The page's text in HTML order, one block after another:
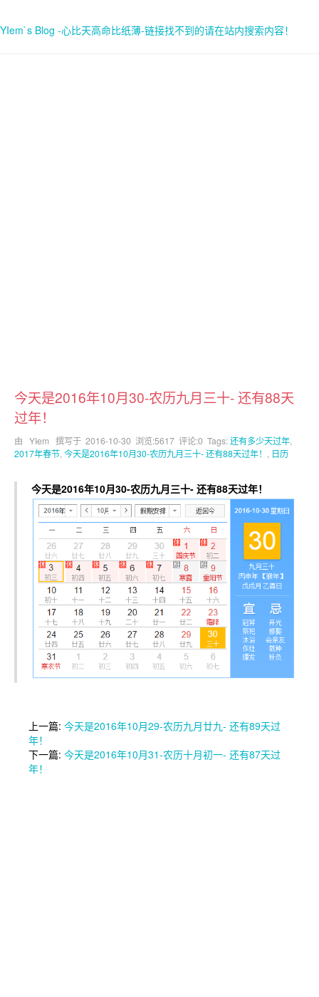
YIem`s Blog -心比天高命比纸薄-链接找不到的请在站内搜索内容！
今天是2016年10月30-农历九月三十- 还有88天
过年！
由 YIem 撰写于 2016-10-30 浏览:5617 评论:0 Tags:还有多少天过年,
2017年春节, 今天是2016年10月30-农历九月三十- 还有88天过年！ , 日历
今天是2016年10月30-农历九月三十- 还有88天过年！
上一篇: 今天是2016年10月29-农历九月廿九- 还有89天过
年！
下一篇: 今天是2016年10月31-农历十月初一- 还有87天过
年！